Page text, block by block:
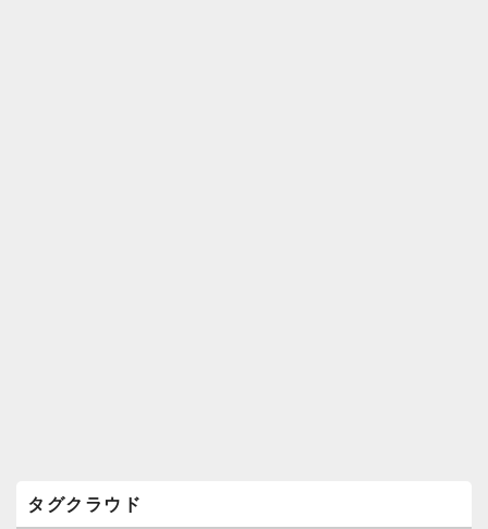
タグクラウド